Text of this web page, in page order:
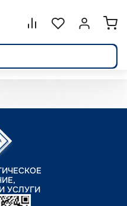
Сравнение.
СписокВойти или
УСЛУГИ